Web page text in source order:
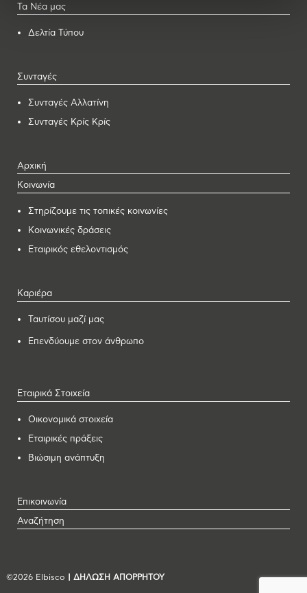
Τα Νέα μας
Δελτία Τύπου
Συνταγές
Συνταγές Αλλατίνη
Συνταγές Κρίς Κρίς
Αρχική
Κοινωνία
Στηρίζουμε τις τοπικές κοινωνίες
Κοινωνικές δράσεις
Εταιρικός εθελοντισμός
Καριέρα
Ταυτίσου μαζί μας
Επενδύουμε στον άνθρωπο
Εταιρικά Στοιχεία
Οικονομικά στοιχεία
Εταιρικές πράξεις
Βιώσιμη ανάπτυξη
Επικοινωνία
Αναζήτηση
©2026 Elbisco | ΔΗΛΩΣΗ ΑΠΟΡΡΗΤΟΥ